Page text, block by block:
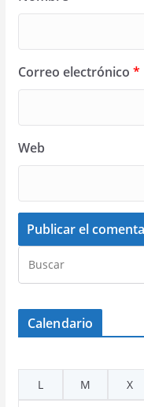
Correo electrónico *
Web
Calendario
L
M X